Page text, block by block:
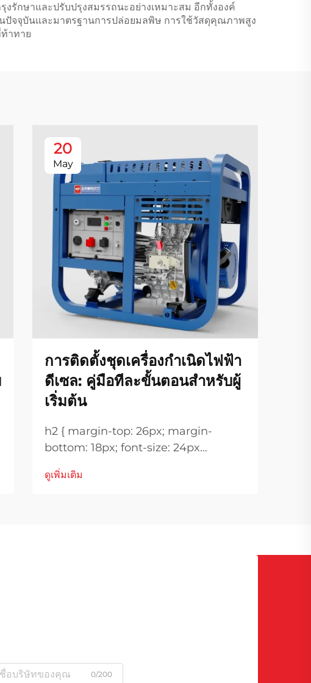
รักษาและปรับปรุงสมรรถนะอย่างเหมาะสม อีกทั้งองค์
ปัจจุบันและมาตรฐานการปล่อยมลพิษ การใช้วัสดุคุณภาพสูง
าทาย
20
May
การติดตั้งชุดเครื่องกำเนิดไฟฟ้า
ดีเซล: คู่มือทีละขั้นตอนสำหรับผู้
เริ่มต้น
h2 { margin-top: 26px; margin-
bottom: 18px; font-size: 24px
height: normal; } h3 { margin-top:
ดูเพิ่มเติม
0/200